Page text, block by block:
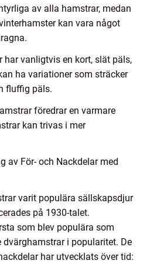
av alla hamstrar, medan
kan vara något
har vanligtvis en kort, slät päls,
ha variationer som sträcker
fluffig päls.
föredrar en varmare
kan trivas i mer
av För- och Nackdelar med
varit populära sällskapsdjur
på 1930-talet.
som blev populära som
i popularitet. De
har utvecklats över tid: